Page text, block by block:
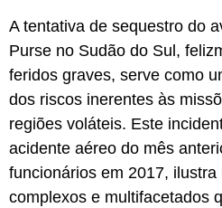
A tentativa de sequestro do
Purse no Sudão do Sul,
feridos graves, serve como
dos riscos inerentes às
regiões voláteis. Este
acidente aéreo do mês
funcionários em 2017,
complexos e multifacetados